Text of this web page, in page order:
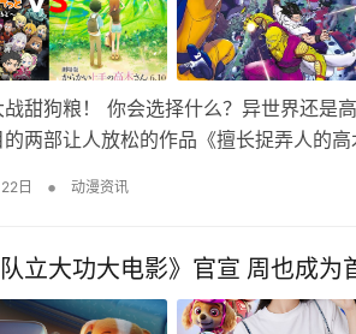
甜狗粮！ 你会选择什么？异世界还是
的两部让人放松的作品《擅长捉弄人的
日 • 动漫资讯
队立大功大电影》官宣 周也成为